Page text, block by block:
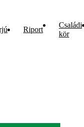
Riport
Családi
kör